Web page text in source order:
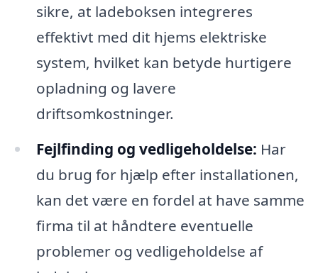
sikre, at ladeboksen integreres
effektivt med dit hjems elektriske
system, hvilket kan betyde hurtigere
opladning og lavere
driftsomkostninger.
Fejlfinding og vedligeholdelse: Har
du brug for hjælp efter installationen,
kan det være en fordel at have samme
firma til at håndtere eventuelle
problemer og vedligeholdelse af